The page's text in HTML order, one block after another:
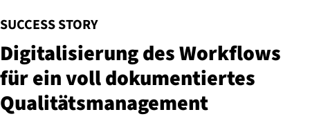
SUCCESS STORY
:
Di­gi­ta­li­sie­rung des Workflows
für ein voll do­ku­men­tier­tes
Qua­li­täts­ma­nage­ment